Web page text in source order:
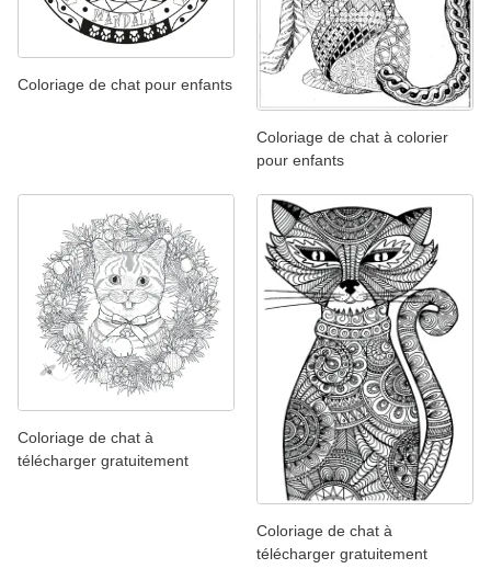
Coloriage de chat pour enfants
Coloriage de chat à colorier
pour enfants
Coloriage de chat à
télécharger gratuitement
Coloriage de chat à
télécharger gratuitement